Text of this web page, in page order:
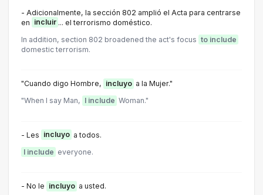
- Adicionalmente, la sección 802 amplió el Acta para centrarse
en incluir ... el terrorismo doméstico.
In addition, section 802 broadened the act's focus to include
domestic terrorism.
"Cuando digo Hombre, incluyo a la Mujer."
"When I say Man, I include Woman."
- Les incluyo a todos.
I include everyone.
- No le incluyo a usted.